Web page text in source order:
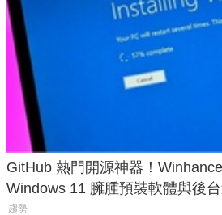
GitHub 熱門開源神器！
Windows 11 臃腫預裝軟體與後
趨勢